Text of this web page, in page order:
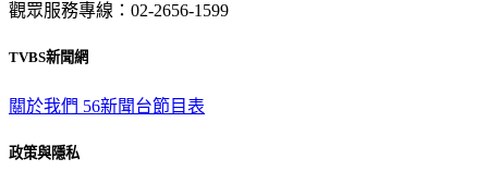
觀眾服務專線：02-2656-1599
TVBS新聞網
關於我們 56新聞台節目表
政策與隱私